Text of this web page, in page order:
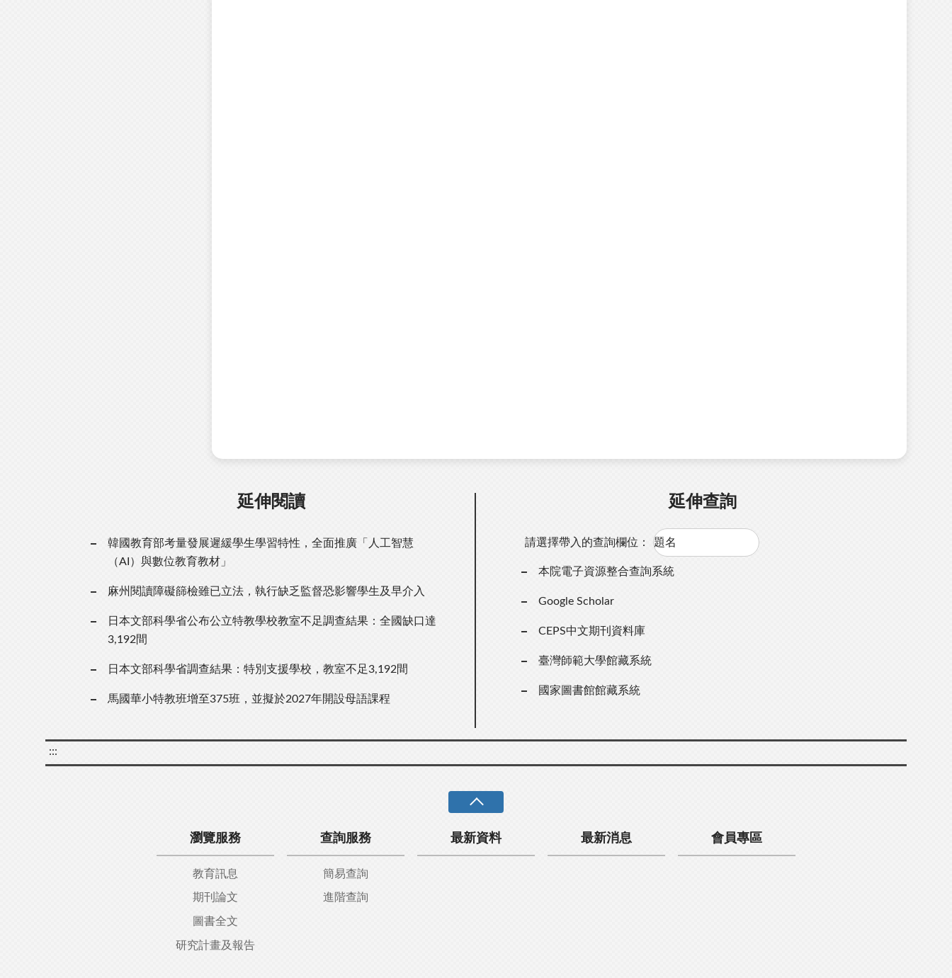
延伸閱讀
韓國教育部考量發展遲緩學生學習特性，全面推廣「人工智慧
（AI）與數位教育教材」
麻州閱讀障礙篩檢雖已立法，執行缺乏監督恐影響學生及早介入
日本文部科學省公布公立特教學校教室不足調查結果：全國缺口達
3,192間
日本文部科學省調查結果：特別支援學校，教室不足3,192間
馬國華小特教班增至375班，並擬於2027年開設母語課程
延伸查詢
請選擇帶入的查詢欄位：
本院電子資源整合查詢系統
Google Scholar
CEPS中文期刊資料庫
臺灣師範大學館藏系統
國家圖書館館藏系統
:::
瀏覽服務
教育訊息
期刊論文
圖書全文
研究計畫及報告
查詢服務
簡易查詢
進階查詢
最新資料 最新消息 會員專區